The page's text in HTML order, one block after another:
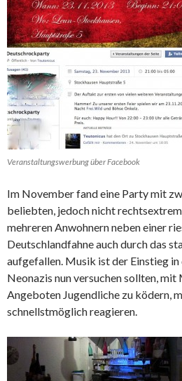
Veranstaltungswerbung über Facebook
Im November fand eine Party mit
beliebten, jedoch nicht
mehreren Anwohnern neben einer
Deutschlandfahne auch durch das
aufgefallen. Musik ist der Einstieg in
Neonazis nun versuchen sollten,
Angeboten Jugendliche zu ködern,
schnellstmöglich reagieren.